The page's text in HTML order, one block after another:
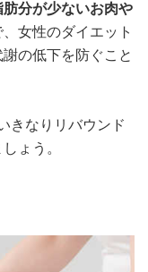
分が少ないお肉や
女性のダイエット
の低下を防ぐこと
きなりリバウンド
ょう。